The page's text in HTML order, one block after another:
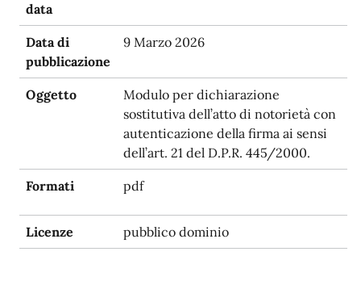
data
Data di
pubblicazione
9 Marzo 2026
Oggetto
Modulo per dichiarazione
sostitutiva dell’atto di notorietà con
autenticazione della firma ai sensi
dell’art. 21 del D.P.R. 445/2000.
Formati pdf
Licenze pubblico dominio